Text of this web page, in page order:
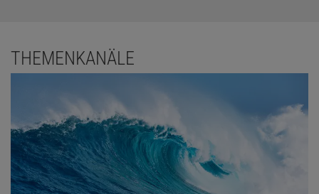
THEMENKANÄLE